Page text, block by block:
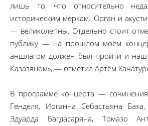
лишь то, что относительно
историческим меркам. Орган и
— великолепны. Отдельно стоит
публику — на прошлом моём
аншлагом должен был пройти и наш
Казазяном», — отметил Артём
В программе концерта —
Генделя, Иоганна Себастьяна
Эдуарда Багдасаряна, Томазо